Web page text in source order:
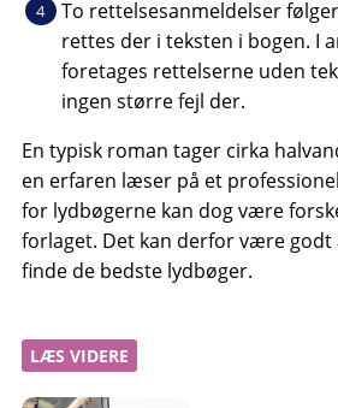
To rettelsesanmeldelser
rettes der i teksten i bogen. I
foretages rettelserne uden
ingen større fejl der.
En typisk roman tager cirka
en erfaren læser på et
for lydbøgerne kan dog være
forlaget. Det kan derfor være
finde de bedste lydbøger.
LÆS VIDERE